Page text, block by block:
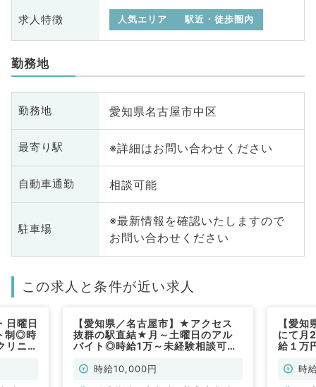
求人特徴 人気エリア 駅近・徒歩圏内
勤務地
勤務地 愛知県名古屋市中区
最寄り駅 ※詳細はお問い合わせください
自動車通勤 相談可能
駐車場
※最新情報を確認いたしますので
お問い合わせください
この求人と条件が近い求人
日曜日
制◎時
リニッ
【愛知県／名古屋市】★アクセス
抜群の駅直結★月～土曜日のアル
バイト◎時給1万～未経験相談可能
時給10,000円
【愛
にて月
給１万
時